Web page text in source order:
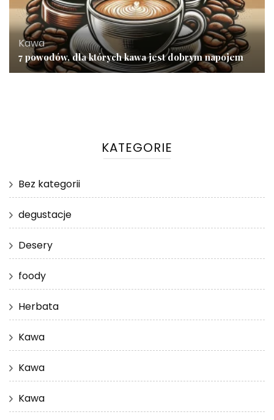
Kawa
7 powodów, dla których kawa jest dobrym napojem
KATEGORIE
Bez kategorii
degustacje
Desery
foody
Herbata
Kawa
Kawa
Kawa